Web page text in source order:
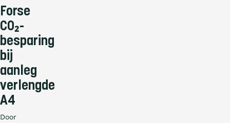
Forse
CO₂-
besparing
bij
aanleg
verlengde
A4
Door